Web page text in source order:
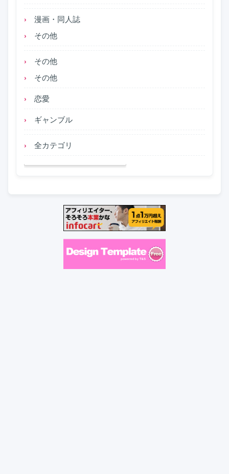
漫画・同人誌
その他
その他
その他
恋愛
ギャンブル
全カテゴリ